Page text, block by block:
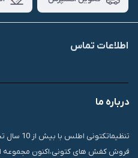
اطلاعات تماس
درباره ما
فروش کفش های کتونی،اکنون مجموعه ای